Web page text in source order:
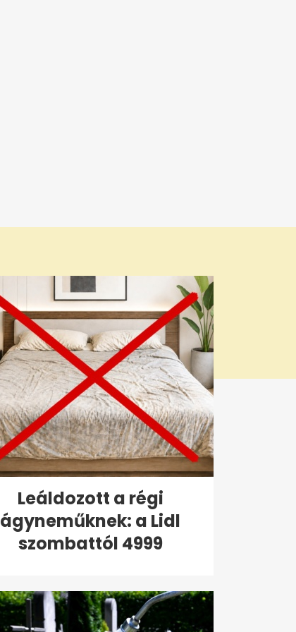
Leáldozott a régi
ágyneműknek: a Lidl
szombattól 4999